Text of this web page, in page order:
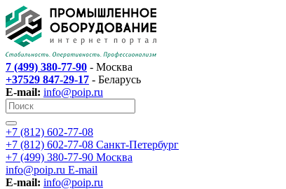
7 (499) 380-77-90 - Москва
+37529 847-29-17 - Беларусь
E-mail: info@poip.ru
+7 (812) 602-77-08
+7 (812) 602-77-08 Санкт-Петербург
+7 (499) 380-77-90 Москва
info@poip.ru E-mail
E-mail: info@poip.ru